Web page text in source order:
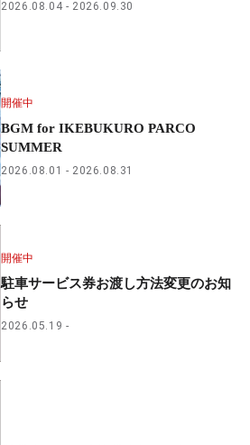
2026.08.04 2026.09.30
開催中
BGM for IKEBUKURO PARCO
SUMMER
2026.08.01 2026.08.31
開催中
駐車サービス券お渡し方法変更のお知
らせ
2026.05.19